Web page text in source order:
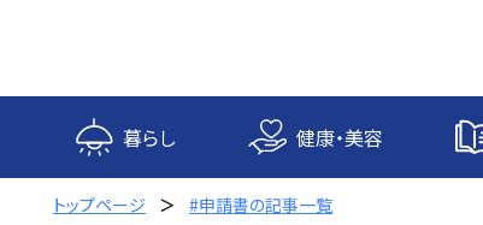
ス
プ
暮らし 健康・美容
トップページ #申請書の記事一覧